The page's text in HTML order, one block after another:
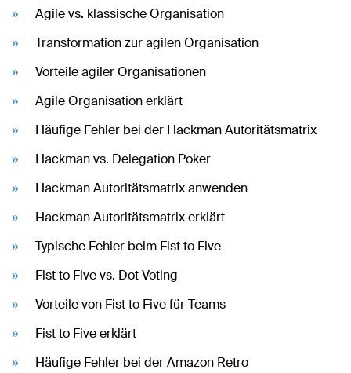
Agile vs. klassische Organisation
Transformation zur agilen Organisation
Vorteile agiler Organisationen
Agile Organisation erklärt
Häufige Fehler bei der Hackman Autoritätsmatrix
Hackman vs. Delegation Poker
Hackman Autoritätsmatrix anwenden
Hackman Autoritätsmatrix erklärt
Typische Fehler beim Fist to Five
Fist to Five vs. Dot Voting
Vorteile von Fist to Five für Teams
Fist to Five erklärt
Häufige Fehler bei der Amazon Retro